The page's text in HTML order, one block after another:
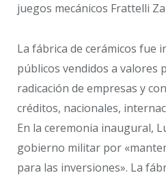
juegos mecánicos Frattelli
La fábrica de cerámicos fue
públicos vendidos a valores
radicación de empresas y
créditos, nacionales,
En la ceremonia inaugural,
gobierno militar por
para las inversiones». La